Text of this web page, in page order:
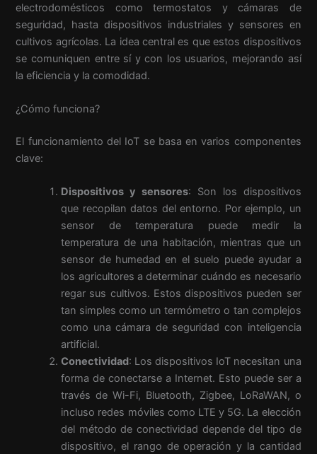
electrodomésticos como termostatos y cámaras de
seguridad, hasta dispositivos industriales y sensores en
cultivos agrícolas. La idea central es que estos dispositivos
se comuniquen entre sí y con los usuarios, mejorando así
la eficiencia y la comodidad.
¿Cómo funciona?
El funcionamiento del IoT se basa en varios componentes
clave:
Dispositivos y sensores: Son los dispositivos
que recopilan datos del entorno. Por ejemplo, un
sensor de temperatura puede medir la
temperatura de una habitación, mientras que un
sensor de humedad en el suelo puede ayudar a
los agricultores a determinar cuándo es necesario
regar sus cultivos. Estos dispositivos pueden ser
tan simples como un termómetro o tan complejos
como una cámara de seguridad con inteligencia
artificial.
Conectividad: Los dispositivos IoT necesitan una
forma de conectarse a Internet. Esto puede ser a
través de Wi-Fi, Bluetooth, Zigbee, LoRaWAN, o
incluso redes móviles como LTE y 5G. La elección
del método de conectividad depende del tipo de
dispositivo, el rango de operación y la cantidad